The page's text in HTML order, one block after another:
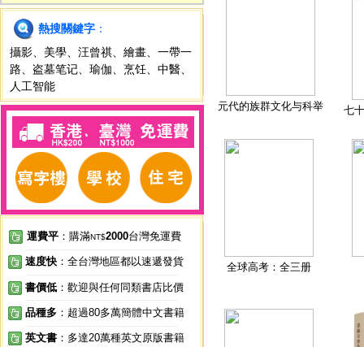
熱搜關鍵字 ：
攝影
美學 汪曾祺 繪畫
一帶一
路
盗墓笔记 瑜伽 烹饪 中醫
人工智能
運費平 ：購滿NT$2000台灣免運費
速度快 ：全台灣地區都以速遞發貨
書價低 ：歡迎與任何同類書店比價
品種多 ：超過80多萬簡體中文書籍
英文書 ：多達20萬種英文原版書籍
元代的族群文化与科举 七
全球高考：全三册